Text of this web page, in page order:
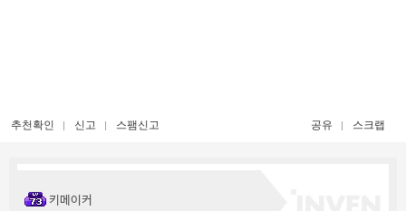
추천확인 신고 스팸신고 공유 스크랩
키메이커